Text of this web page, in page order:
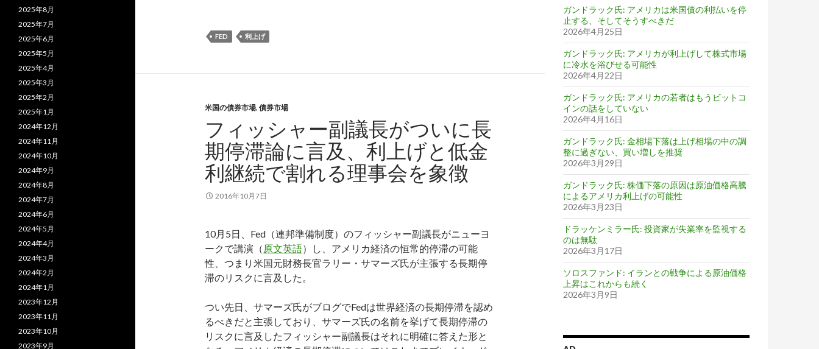
FED 利上げ
米国の債券市場, 債券市場
フィッシャー副議長がついに長
期停滞論に言及、利上げと低金
利継続で割れる理事会を象徴
2016年10月7日
10月5日、Fed（連邦準備制度）のフィッシャー副議長がニューヨ
ークで講演（ 原文英語）し、アメリカ経済の恒常的停滞の可能
性、つまり米国元財務長官ラリー・サマーズ氏が主張する長期停
滞のリスクに言及した。
つい先日、サマーズ氏がブログでFedは世界経済の長期停滞を認め
るべきだと主張しており、サマーズ氏の名前を挙げて長期停滞の
リスクに言及したフィッシャー副議長はそれに明確に答えた形と
ガンドラック氏: アメリカは米国債の利払いを停
止する、そしてそうすべきだ
2026年4月25日
ガンドラック氏: アメリカが利上げして株式市場
に冷水を浴びせる可能性
2026年4月22日
ガンドラック氏: アメリカの若者はもうビットコ
インの話をしていない
2026年4月16日
ガンドラック氏: 金相場下落は上げ相場の中の調
整に過ぎない、買い増しを推奨
2026年3月29日
ガンドラック氏: 株価下落の原因は原油価格高騰
によるアメリカ利上げの可能性
2026年3月23日
ドラッケンミラー氏: 投資家が失業率を監視する
のは無駄
2026年3月17日
ソロスファンド: イランとの戦争による原油価格
上昇はこれからも続く
2026年3月9日
2025年8月
2025年7月
2025年6月
2025年5月
2025年4月
2025年3月
2025年2月
2025年1月
2024年12月
2024年11月
2024年10月
2024年9月
2024年8月
2024年7月
2024年6月
2024年5月
2024年4月
2024年3月
2024年2月
2024年1月
2023年12月
2023年11月
2023年10月
2023年9月